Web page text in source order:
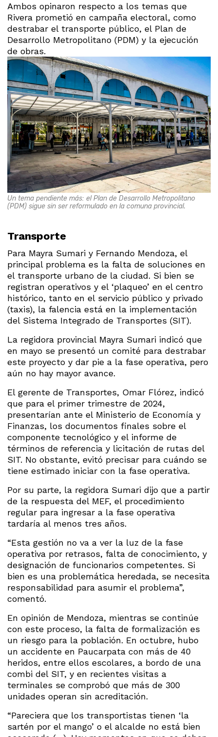
Ambos opinaron respecto a los temas que
Rivera prometió en campaña electoral, como
destrabar el transporte público, el Plan de
Desarrollo Metropolitano (PDM) y la ejecución
de obras.
Un tema pendiente más: el Plan de Desarrollo Metropolitano
(PDM) sigue sin ser reformulado en la comuna provincial.
Transporte
Para Mayra Sumari y Fernando Mendoza, el
principal problema es la falta de soluciones en
el transporte urbano de la ciudad. Si bien se
registran operativos y el ‘plaqueo’ en el centro
histórico, tanto en el servicio público y privado
(taxis), la falencia está en la implementación
del Sistema Integrado de Transportes (SIT).
La regidora provincial Mayra Sumari indicó que
en mayo se presentó un comité para destrabar
este proyecto y dar pie a la fase operativa, pero
aún no hay mayor avance.
El gerente de Transportes, Omar Flórez, indicó
que para el primer trimestre de 2024,
presentarían ante el Ministerio de Economía y
Finanzas, los documentos finales sobre el
componente tecnológico y el informe de
términos de referencia y licitación de rutas del
SIT. No obstante, evitó precisar para cuándo se
tiene estimado iniciar con la fase operativa.
Por su parte, la regidora Sumari dijo que a partir
de la respuesta del MEF, el procedimiento
regular para ingresar a la fase operativa
tardaría al menos tres años.
“Esta gestión no va a ver la luz de la fase
operativa por retrasos, falta de conocimiento, y
designación de funcionarios competentes. Si
bien es una problemática heredada, se necesita
responsabilidad para asumir el problema”,
comentó.
En opinión de Mendoza, mientras se continúe
con este proceso, la falta de formalización es
un riesgo para la población. En octubre, hubo
un accidente en Paucarpata con más de 40
heridos, entre ellos escolares, a bordo de una
combi del SIT, y en recientes visitas a
terminales se comprobó que más de 300
unidades operan sin acreditación.
“Pareciera que los transportistas tienen ‘la
sartén por el mango’ o el alcalde no está bien